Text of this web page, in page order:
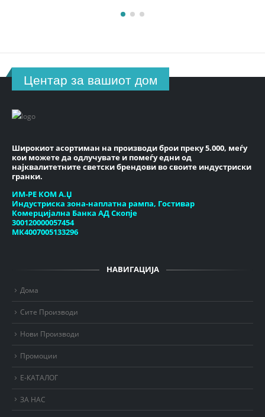
Центар за вашиот дом
Широкиот асортиман на производи брои преку 5.000, меѓу
кои можете да одлучувате и помеѓу едни од
најквалитетните светски брендови во своите индустриски
гранки.
ИМ-РЕ КОМ А.Џ
Индустриска зона-наплатна рампа, Гостивар
Комерцијална Банка АД Скопје
300120000057454
МК4007005133296
НАВИГАЦИЈА
Дома
Сите Производи
Нови Производи
Промоции
Е-КАТАЛОГ
ЗА НАС